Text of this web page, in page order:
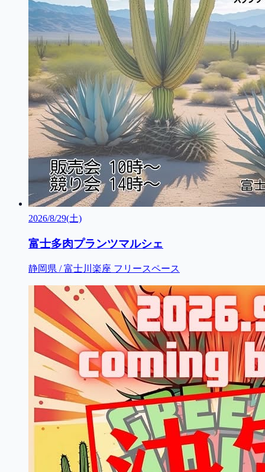
2026/8/29(土)
富士多肉プランツマルシェ
静岡県 / 富士川楽座 フリースペース